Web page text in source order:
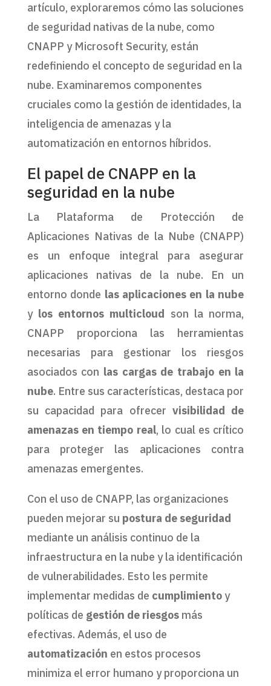
artículo, exploraremos cómo las soluciones
de seguridad nativas de la nube, como
CNAPP y Microsoft Security, están
redefiniendo el concepto de seguridad en la
nube. Examinaremos componentes
cruciales como la gestión de identidades, la
inteligencia de amenazas y la
automatización en entornos híbridos.
El papel de CNAPP en la
seguridad en la nube
La Plataforma de Protección de
Aplicaciones Nativas de la Nube (CNAPP)
es un enfoque integral para asegurar
aplicaciones nativas de la nube. En un
entorno donde las aplicaciones en la nube
y los entornos multicloud son la norma,
CNAPP proporciona las herramientas
necesarias para gestionar los riesgos
asociados con las cargas de trabajo en la
nube. Entre sus características, destaca por
su capacidad para ofrecer visibilidad de
amenazas en tiempo real, lo cual es crítico
para proteger las aplicaciones contra
amenazas emergentes.
Con el uso de CNAPP, las organizaciones
pueden mejorar su postura de seguridad
mediante un análisis continuo de la
infraestructura en la nube y la identificación
de vulnerabilidades. Esto les permite
implementar medidas de cumplimientoy
políticas de gestión de riesgosmás
efectivas. Además, el uso de
automatización en estos procesos
minimiza el error humano y proporciona un